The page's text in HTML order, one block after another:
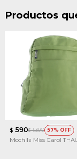
Productos
$ 590$ 1.390 57
Mochila Miss Carol